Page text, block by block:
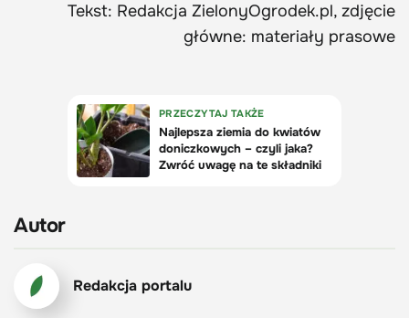
Tekst: Redakcja ZielonyOgrodek.pl, zdjęcie
główne: materiały prasowe
Autor
Redakcja portalu